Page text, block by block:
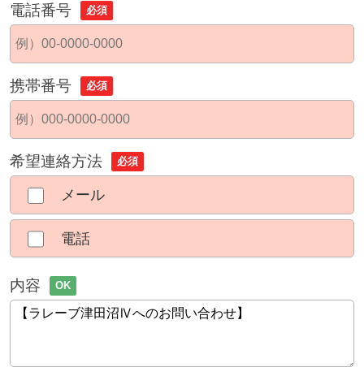
電話番号 必須
携帯番号 必須
希望連絡方法 必須
メール
電話
内容 OK